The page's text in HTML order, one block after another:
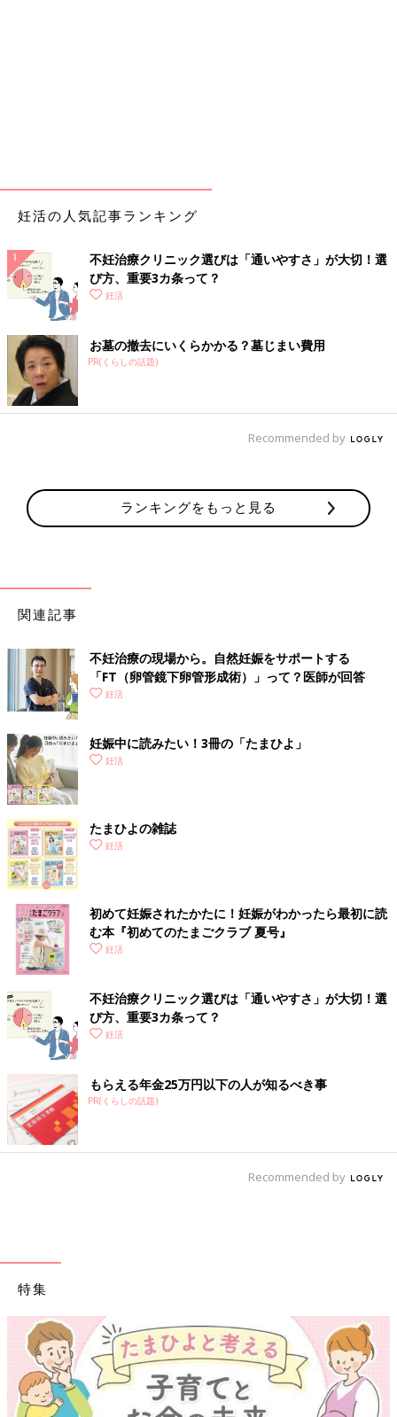
妊活の人気記事ランキング
不妊治療クリニック選びは「通いやすさ」が大切！選
び方、重要3カ条って？
妊活
お墓の撤去にいくらかかる？墓じまい費用
PR(くらしの話題)
Recommended by
ランキングをもっと見る
関連記事
不妊治療の現場から。自然妊娠をサポートする
「FT（卵管鏡下卵管形成術）」って？医師が回答
妊活
妊娠中に読みたい！3冊の「たまひよ」
妊活
たまひよの雑誌
妊活
初めて妊娠されたかたに！妊娠がわかったら最初に読
む本『初めてのたまごクラブ 夏号』
妊活
不妊治療クリニック選びは「通いやすさ」が大切！選
び方、重要3カ条って？
妊活
もらえる年金25万円以下の人が知るべき事
PR(くらしの話題)
Recommended by
特集